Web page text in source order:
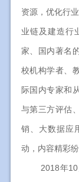
资源，优化行
业链及建造行
家、国内著名
校机构学者、
际国内专家和
与第三方评估
销、大数据应
动，内容精彩
2018年